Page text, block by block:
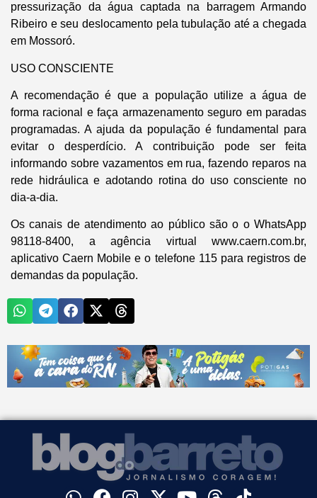
pressurização da água captada na barragem Armando
Ribeiro e seu deslocamento pela tubulação até a chegada
em Mossoró.
USO CONSCIENTE
A recomendação é que a população utilize a água de
forma racional e faça armazenamento seguro em paradas
programadas. A ajuda da população é fundamental para
evitar o desperdício. A contribuição pode ser feita
informando sobre vazamentos em rua, fazendo reparos na
rede hidráulica e adotando rotina do uso consciente no
dia-a-dia.
Os canais de atendimento ao público são o o WhatsApp
98118-8400, a agência virtual www.caern.com.br,
aplicativo Caern Mobile e o telefone 115 para registros de
demandas da população.